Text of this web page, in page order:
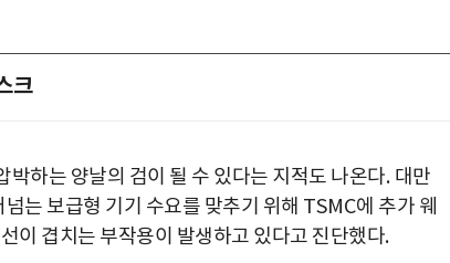
크
하는 양날의 검이 될 수 있다는 지적도 나온다. 대만
는 보급형 기기 수요를 맞추기 위해 TSMC에 추가 웨
이 겹치는 부작용이 발생하고 있다고 진단했다.